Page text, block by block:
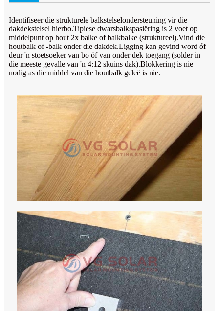
Identifiseer die strukturele balkstelselondersteuning vir die
dakdekstelsel hierbo.Tipiese dwarsbalkspasiëring is 2 voet op
middelpunt op hout 2x balke of balkbalke (struktureel).Vind die
houtbalk of -balk onder die dakdek.Ligging kan gevind word óf
deur 'n stoetsoeker van bo óf van onder dek toegang (solder in
die meeste gevalle van 'n 4:12 skuins dak).Blokkering is nie
nodig as die middel van die houtbalk geleë is nie.